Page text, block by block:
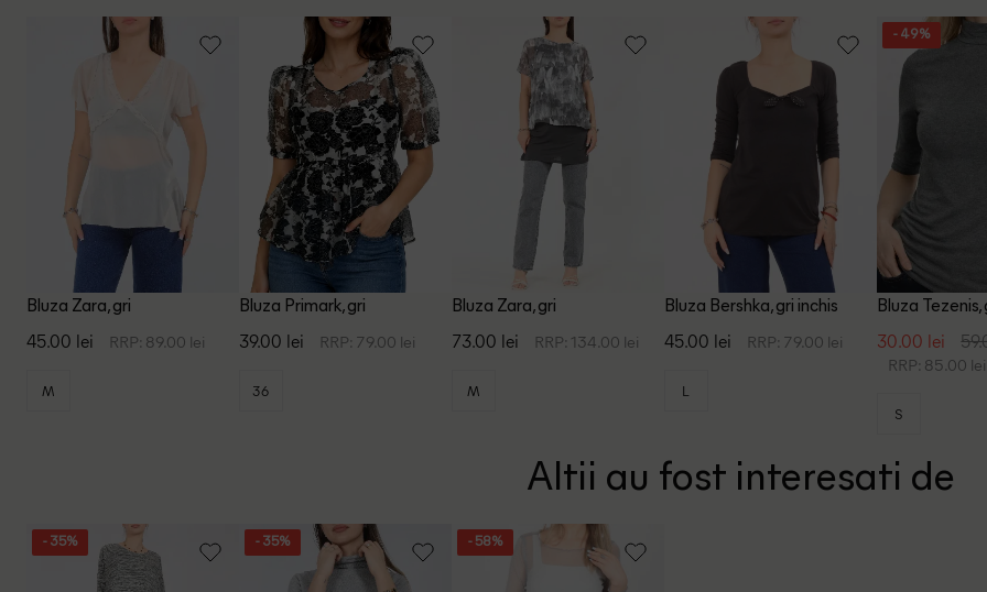
Bluza Zara, gri
45.00 lei RRP: 89.00 lei
M
Bluza Primark, gri
39.00 lei RRP: 79.00 lei
36
Bluza Zara, gri
73.00 lei RRP: 134.00 lei
M
Bluza Bershka, gri inchis
45.00 lei RRP: 79.00 lei
L
- 49%
Bluza Tezenis,
30.00 lei
RRP: 85.00 lei
S
Altii au fost interesati de
- 35% - 35% - 58%